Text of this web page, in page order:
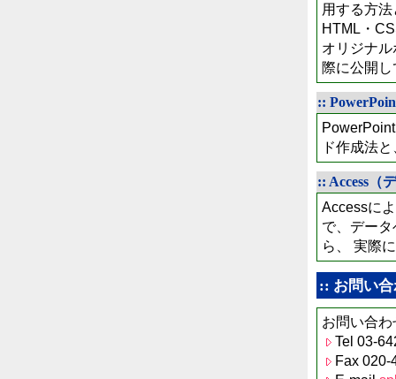
用する方法
HTML・
オリジナ
際に公開
::
ド作成法
:: Access（
Accessに
で、デー
ら、 実際
:: お問い
お問い合
Tel 03-
Fax 020-